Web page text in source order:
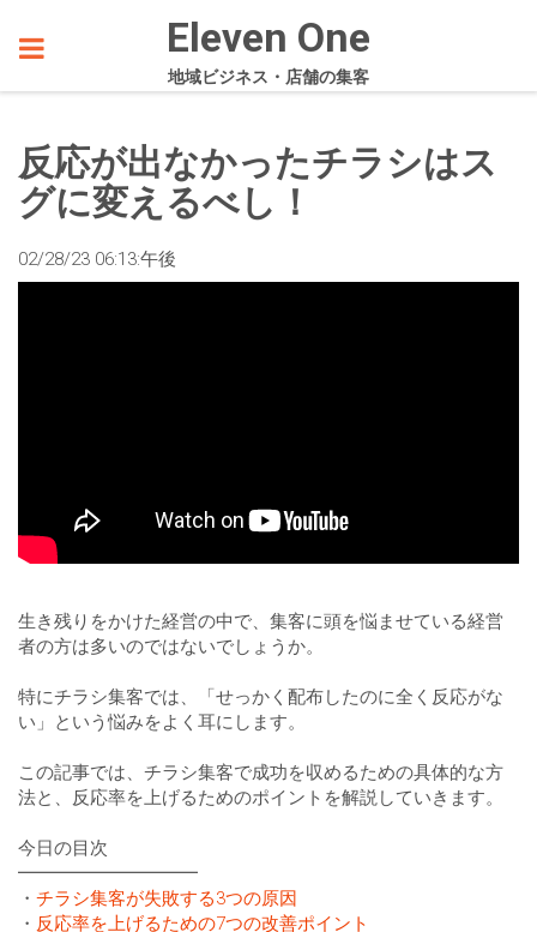
Eleven One
地域ビジネス・店舗の集客
反応が出なかったチラシはス
グに変えるべし！
02/28/23 06:13:午後
生き残りをかけた経営の中で、集客に頭を悩ませている経営
者の方は多いのではないでしょうか。
特にチラシ集客では、「せっかく配布したのに全く反応がな
い」という悩みをよく耳にします。
この記事では、チラシ集客で成功を収めるための具体的な方
法と、反応率を上げるためのポイントを解説していきます。
今日の目次
━━━━━━━━━━
・ チラシ集客が失敗する3つの原因
・ 反応率を上げるための7つの改善ポイント